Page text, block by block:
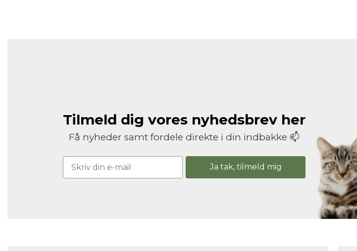
Tilmeld dig vores nyhedsbrev her
Få nyheder samt fordele direkte i din indbakke 📫
Ja tak, tilmeld mig